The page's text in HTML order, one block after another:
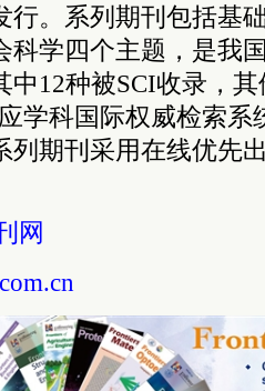
行。系列期刊包括基
科学四个主题，是我
中12种被SCI收录，
学科国际权威检索系
列期刊采用在线优先
网